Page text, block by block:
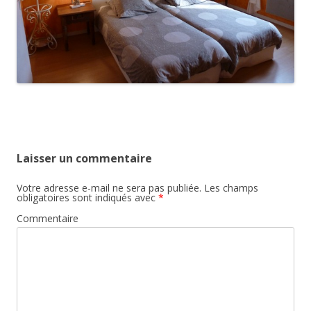
Laisser un commentaire
Votre adresse e-mail ne sera pas publiée. Les champs
obligatoires sont indiqués avec *
Commentaire